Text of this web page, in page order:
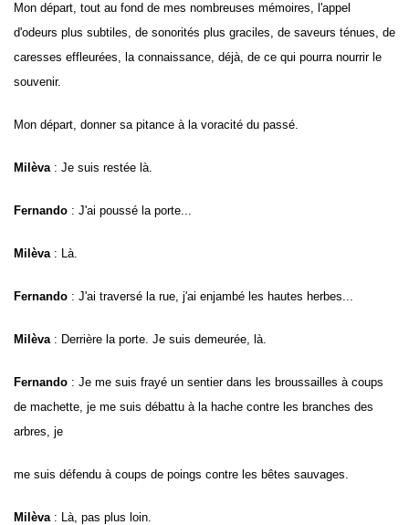
Mon départ, tout au fond de mes nombreuses mémoires, l'appel
d'odeurs plus subtiles, de sonorités plus graciles, de saveurs ténues, de
caresses effleurées, la connaissance, déjà, de ce qui pourra nourrir le
souvenir.
Mon départ, donner sa pitance à la voracité du passé.
Milèva : Je suis restée là.
Fernando : J'ai poussé la porte...
Milèva : Là.
Fernando : J'ai traversé la rue, j'ai enjambé les hautes herbes...
Milèva : Derrière la porte. Je suis demeurée, là.
Fernando : Je me suis frayé un sentier dans les broussailles à coups
de machette, je me suis débattu à la hache contre les branches des
arbres, je
me suis défendu à coups de poings contre les bêtes sauvages.
Milèva : Là, pas plus loin.